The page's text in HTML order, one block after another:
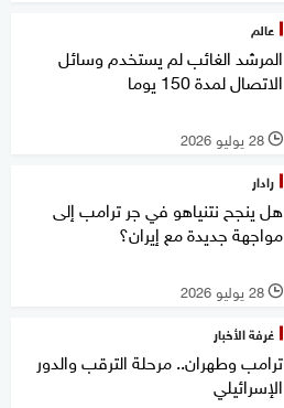
عالم
المرشد الغائب لم يستخدم وسائل
الاتصال لمدة 150 يوما
l 28 يوليو 2026
رادار
هل ينجح نتنياهو في جر ترامب إلى
مواجهة جديدة مع إيران؟
l 28 يوليو 2026
غرفة الأخبار
ترامب وطهران.. مرحلة الترقب والدور
الإسرائيلي